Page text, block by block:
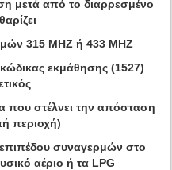
μετά από το διαρρεσμένο
315 MHZ ή 433 MHZ
εκμάθησης (1527)
στέλνει την απόσταση
περιοχή)
συναγερμών στο
αέριο ή τα LPG